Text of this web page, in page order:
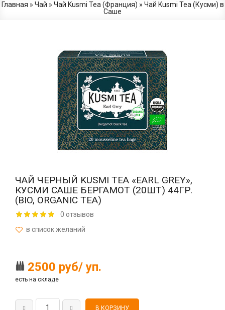
Главная » Чай » Чай Kusmi Tea (Франция) » Чай Kusmi Tea (Кусми) в
Саше
ЧАЙ ЧЕРНЫЙ KUSMI TEA «EARL GREY»,
КУСМИ САШЕ БЕРГАМОТ (20ШТ) 44ГР.
(BIO, ORGANIC TEA)
0 отзывов
2500 руб/ уп.
есть на складе